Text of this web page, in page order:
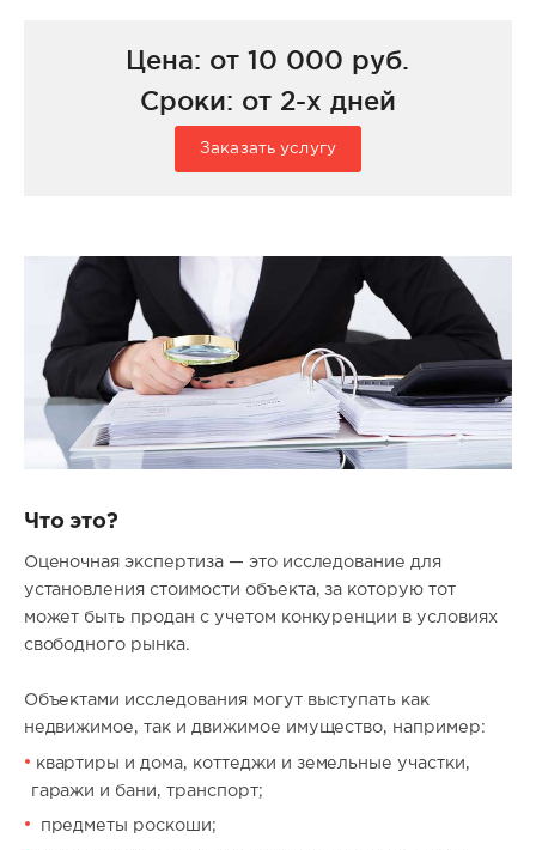
Цена: от 10 000 руб.
Сроки: от 2-х дней
Заказать услугу
Что это?
Оценочная экспертиза — это исследование для
установления стоимости объекта, за которую тот
может быть продан с учетом конкуренции в условиях
свободного рынка.
Объектами исследования могут выступать как
недвижимое, так и движимое имущество, например:
квартиры и дома, коттеджи и земельные участки,
гаражи и бани, транспорт;
предметы роскоши;